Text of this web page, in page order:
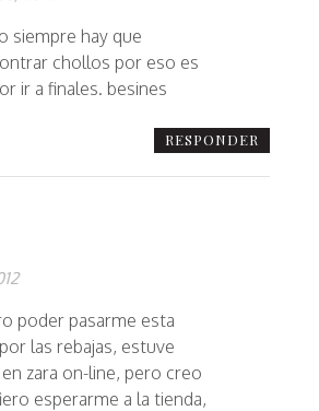
siempre hay que
chollos por eso es
ir a finales. besines
RESPONDER
poder pasarme esta
las rebajas, estuve
zara on-line, pero creo
esperarme a la tienda,